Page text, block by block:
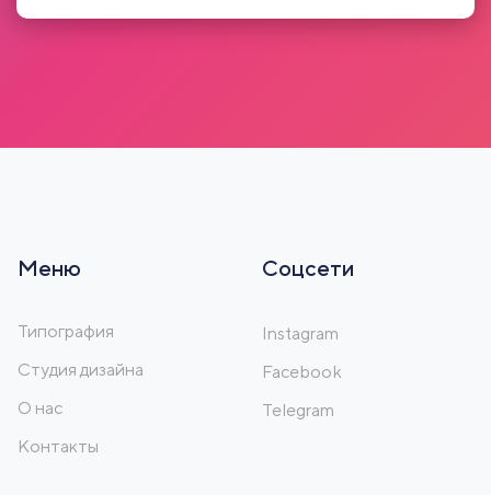
Меню
Типография
Студия дизайна
О нас
Контакты
Соцсети
Instagram
Facebook
Telegram